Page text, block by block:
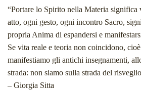
“Portare lo Spirito nella Materia significa
atto, ogni gesto, ogni incontro Sacro,
propria Anima di espandersi e
Se vita reale e teoria non coincidono,
manifestiamo gli antichi insegnamenti,
strada: non siamo sulla strada del
– Giorgia Sitta